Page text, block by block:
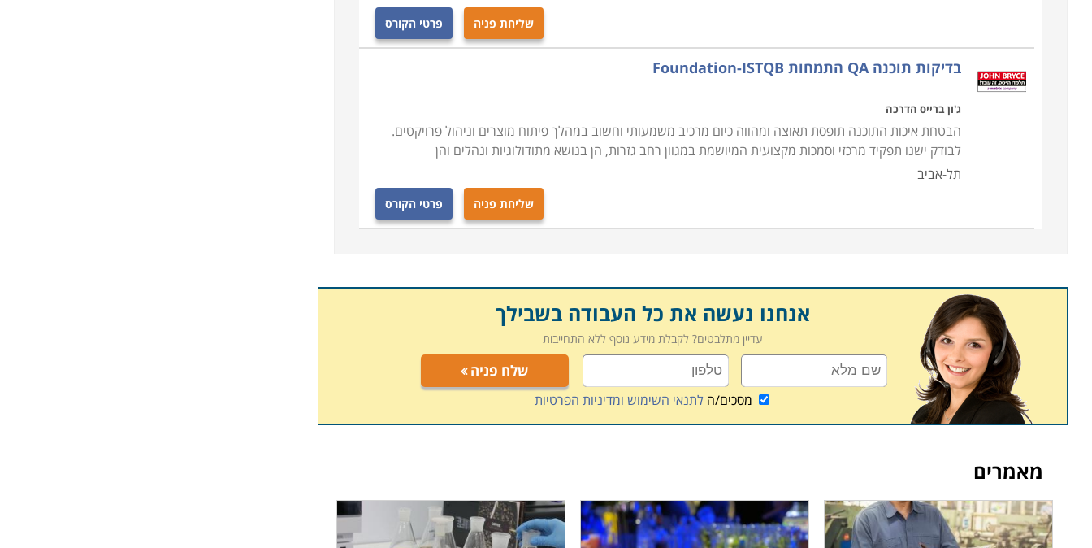
על השירותים והמוצרים הניתנים על ידו. תהיו מעורבים בתהליכים של שיפור המוצרים ושיפור התהליכים בהם הם
קורס אבטחת איכות ניתן ללמוד במוסדות לימוד רבים. בכל הארץ תוכלו למצוא מכללה או מוסד המעבירים את הקורס:
בחיפה, תל אביב, ירושלים ובאר שבע. כך שאם בחרתם להתמקצע בתפקיד החשוב הזה תוכלו לבחור את המקום הנוח
שליחת פניה פרטי הקורס
בדיקות תוכנה QA התמחות Foundation-ISTQB
ג'ון ברייס הדרכה
הבטחת איכות התוכנה תופסת תאוצה ומהווה כיום מרכיב משמעותי וחשוב במהלך פיתוח מוצרים וניהול פרויקטים.
לבודק ישנו תפקיד מרכזי וסמכות מקצועית המיושמת במגוון רחב גזרות, הן בנושא מתודולוגיות ונהלים והן
תל-אביב
שליחת פניה פרטי הקורס
אנחנו נעשה את כל העבודה בשבילך
עדיין מתלבטים? לקבלת מידע נוסף ללא התחייבות
שלח פניה
מסכים/הלתנאי השימוש ומדיניות הפרטיות
מאמרים